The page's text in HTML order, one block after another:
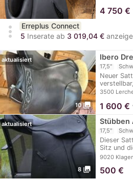
4 750 €
more_vert
Erreplus Connect
5 Inserate ab 3 019,04 €
10 photo_library
aktualisiert Ibero
17,5"
Neuer
3500
1 600 €
8 photo_library
aktualisiert Stübben
17,5"
Dieser
Sitz und
optimalen
9020
500 €